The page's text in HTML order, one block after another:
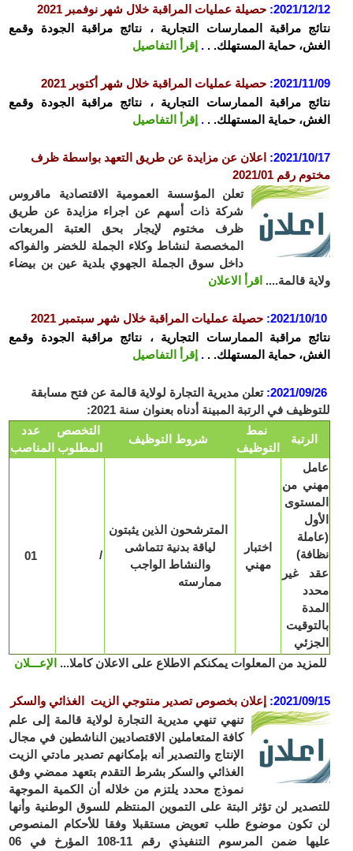
2021/
: حصيلة عمليات المراقبة خلال شهر نوفمبر 2021
مراقبة الممارسات التجارية ، نتائج مراقبة الجودة وقمع
حماية المستهلك. ..إقرأ التفاصيل
2021/
: حصيلة عمليات المراقبة خلال شهر أكتوبر 2021
مراقبة الممارسات التجارية ، نتائج مراقبة الجودة وقمع
حماية المستهلك. ..إقرأ التفاصيل
2021/
: اعلان عن مزايدة عن طريق التعهد بواسطة ظرف
رقم 2021/01
تعلن المؤسسة العمومية الاقتصادية ماقروس
شركة ذات أسهم عن اجراء مزايدة عن طريق
ظرف مختوم لإيجار بحق العتبة المربعات
المخصصة لنشاط وكلاء الجملة للخضر والفواكه
داخل سوق الجملة الجهوي بلدية عين بن بيضاء
قالمة....اقرأ الاعلان
2021/10/
: حصيلة عمليات المراقبة خلال شهر سبتمبر 2021
مراقبة الممارسات التجارية ، نتائج مراقبة الجودة وقمع
حماية المستهلك. ..إقرأ التفاصيل
2021/09/
: تعلن مديرية التجارة لولاية قالمة عن فتح مسابقة
في الرتبة المبينة أدناه بعنوان سنة 2021:
عدد
المناصب
التخصص
المطلوب
شروط التوظيف
التوظيف
/
المترشحون الذين يثبتون
لياقة بدنية تتماشى
والنشاط الواجب
ممارسته
اختبار
مهني
من
غير
من المعلوات يمكنكم الاطلاع على الاعلان كاملا...الإعـــلان
2021/
: إعلانبخصوص تصدير منتوجي الزيت الغذائي والسكر
تنهي تنهي مديرية التجارة لولاية قالمة إلى علم
كافة المتعاملين الاقتصاديين الناشطين في مجال
الإنتاج والتصدير أنه بإمكانهم تصدير مادتي الزيت
الغذائي والسكر بشرط التقدم بتعهد ممضي وفق
نموذج محدد يلتزم من خلاله أن الكمية الموجهة
لن تؤثر البتة على التموين المنتظم للسوق الوطنية وأنها
تكون موضوع طلب تعويض مستقبلا وفقا للأحكام المنصوص
عليها ضمن المرسوم التنفيذي رقم 11-108 المؤرخ في 06